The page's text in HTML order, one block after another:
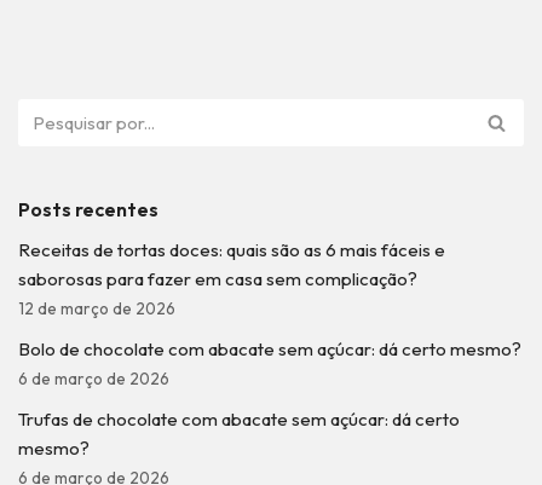
Posts recentes
Receitas de tortas doces: quais são as 6 mais fáceis e
saborosas para fazer em casa sem complicação?
12 de março de 2026
Bolo de chocolate com abacate sem açúcar: dá certo mesmo?
6 de março de 2026
Trufas de chocolate com abacate sem açúcar: dá certo
mesmo?
6 de março de 2026